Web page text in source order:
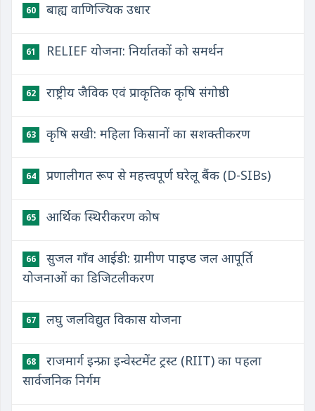
60 बाह्य वाणिज्यिक उधार
61 RELIEF योजना: निर्यातकों को समर्थन
62 राष्ट्रीय जैविक एवं प्राकृतिक कृषि संगोष्ठी
63 कृषि सखी: महिला किसानों का सशक्तीकरण
64 प्रणालीगत रूप से महत्त्वपूर्ण घरेलू बैंक (D-SIBs)
65 आर्थिक स्थिरीकरण कोष
66
सुजल गाँव आईडी: ग्रामीण पाइप्ड जल आपूर्ति
योजनाओं का डिजिटलीकरण
67 लघु जलविद्युत विकास योजना
68
राजमार्ग इन्फ्रा इन्वेस्टमेंट ट्रस्ट (RIIT) का पहला
सार्वजनिक निर्गम